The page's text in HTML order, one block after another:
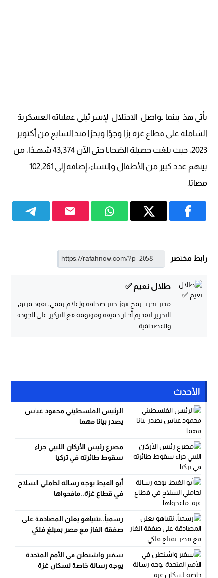
يأتي هذا بينما يواصل الاحتلال الإسرائيلي عملياته العسكرية
الشاملة على قطاع غزة برًا وجوًا وبحرًا منذ السابع من أكتوبر
2023، حيث بلغت حصيلة الضحايا حتى الآن 43,374 شهيدًا، من
بينهم عدد كبير من الأطفال والنساء، إضافة إلى 102,261
مصابًا.
رابط مختصر
طلال نعيم ✅
مدير تحرير رفح نيوز خبير صحافة وإعلام رقمي، يقود فريق
التحرير لتقديم أخبار دقيقة وموثوقة مع التركيز على الجودة
والمصداقية.
الأحدث
الرئيس الفلسطيني محمود عباس
يصدر بيانا مهما
مصرع رئيس الأركان الليبي جراء
سقوط طائرته في تركيا
أبو الغيط يوجه رسالة لحاملي السلاح
في قطاع غزة..مافحواها
رسمياً..نتنياهو يعلن المصادقة على
صفقة الغاز مع مصر بمبلغ فلكي
سفير واشنطن في الأمم المتحدة
يوجه رسالة خاصة لسكان غزة